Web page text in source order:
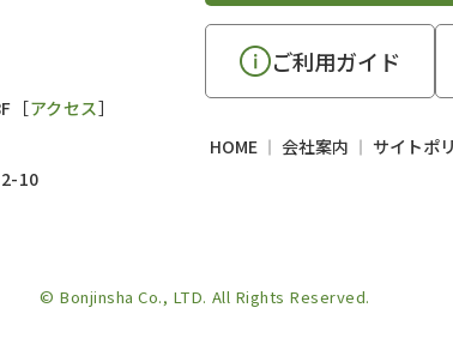
［アクセス］
10
ご利用ガイド
HOME 会社案内 サイトポ
© Bonjinsha Co., LTD. All Rights Reserved.